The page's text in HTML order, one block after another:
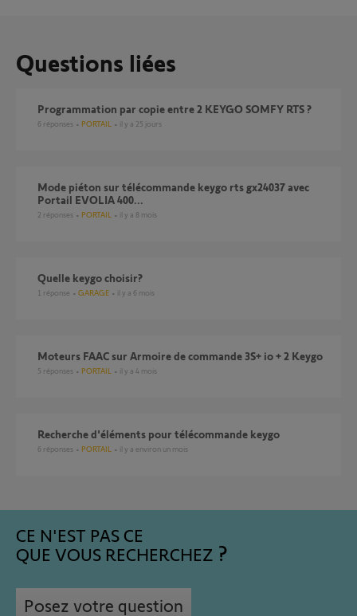
Questions liées
Programmation par copie entre 2 KEYGO SOMFY RTS ?
6 réponses PORTAIL il y a 25 jours
Mode piéton sur télécommande keygo rts gx24037 avec
Portail EVOLIA 400...
2 réponses PORTAIL il y a 8 mois
Quelle keygo choisir?
1 réponse GARAGE il y a 6 mois
Moteurs FAAC sur Armoire de commande 3S+ io + 2 Keygo
5 réponses PORTAIL il y a 4 mois
Recherche d'éléments pour télécommande keygo
6 réponses PORTAIL il y a environ un mois
CE N'EST PAS CE
QUE VOUS RECHERCHEZ
Posez votre question